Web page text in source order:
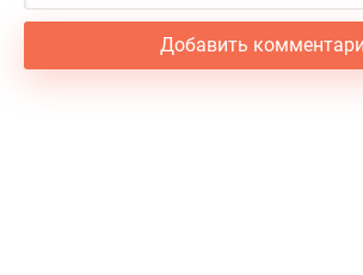
Добавить